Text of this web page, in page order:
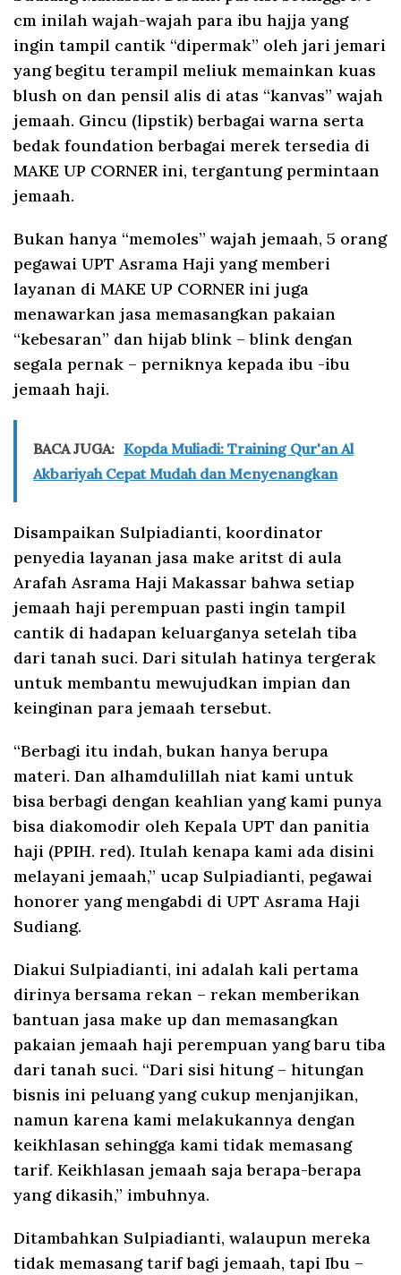
cm inilah wajah-wajah para ibu hajja yang
ingin tampil cantik “dipermak” oleh jari jemari
yang begitu terampil meliuk memainkan kuas
blush on dan pensil alis di atas “kanvas” wajah
jemaah. Gincu (lipstik) berbagai warna serta
bedak foundation berbagai merek tersedia di
MAKE UP CORNER ini, tergantung permintaan
jemaah.
Bukan hanya “memoles” wajah jemaah, 5 orang
pegawai UPT Asrama Haji yang memberi
layanan di MAKE UP CORNER ini juga
menawarkan jasa memasangkan pakaian
“kebesaran” dan hijab blink – blink dengan
segala pernak – perniknya kepada ibu -ibu
jemaah haji.
BACA JUGA: Kopda Muliadi: Training Qur'an Al
Akbariyah Cepat Mudah dan Menyenangkan
Disampaikan Sulpiadianti, koordinator
penyedia layanan jasa make aritst di aula
Arafah Asrama Haji Makassar bahwa setiap
jemaah haji perempuan pasti ingin tampil
cantik di hadapan keluarganya setelah tiba
dari tanah suci. Dari situlah hatinya tergerak
untuk membantu mewujudkan impian dan
keinginan para jemaah tersebut.
“Berbagi itu indah, bukan hanya berupa
materi. Dan alhamdulillah niat kami untuk
bisa berbagi dengan keahlian yang kami punya
bisa diakomodir oleh Kepala UPT dan panitia
haji (PPIH. red). Itulah kenapa kami ada disini
melayani jemaah,” ucap Sulpiadianti, pegawai
honorer yang mengabdi di UPT Asrama Haji
Sudiang.
Diakui Sulpiadianti, ini adalah kali pertama
dirinya bersama rekan – rekan memberikan
bantuan jasa make up dan memasangkan
pakaian jemaah haji perempuan yang baru tiba
dari tanah suci. “Dari sisi hitung – hitungan
bisnis ini peluang yang cukup menjanjikan,
namun karena kami melakukannya dengan
keikhlasan sehingga kami tidak memasang
tarif. Keikhlasan jemaah saja berapa-berapa
yang dikasih,” imbuhnya.
Ditambahkan Sulpiadianti, walaupun mereka
tidak memasang tarif bagi jemaah, tapi Ibu –